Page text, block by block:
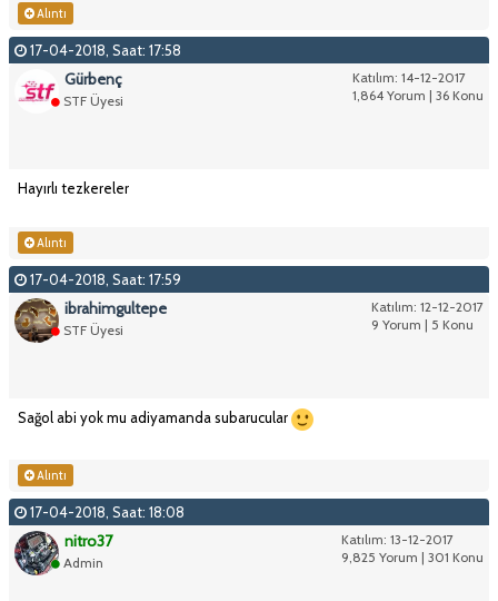
Alıntı
17-04-2018, Saat: 17:58
Katılım: 14-12-2017
1,864 Yorum | 36 Konu
Gürbenç
STF Üyesi
Hayırlı tezkereler
Alıntı
17-04-2018, Saat: 17:59
Katılım: 12-12-2017
9 Yorum | 5 Konu
ibrahimgultepe
STF Üyesi
Sağol abi yok mu adiyamanda subarucular
Alıntı
17-04-2018, Saat: 18:08
Katılım: 13-12-2017
9,825 Yorum | 301 Konu
nitro37
Admin